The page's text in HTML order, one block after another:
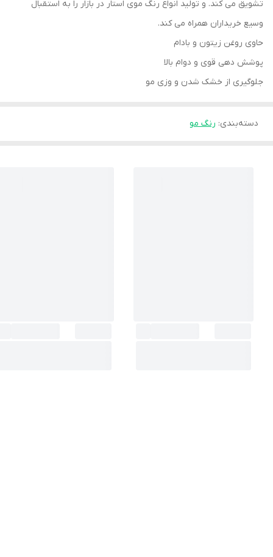
تشویق می کند. و تولید انواع رنگ موی استار در بازار را به استقبال
وسیع خریداران همراه می کند.
حاوی روغن زیتون و بادام
پوشش دهی قوی و دوام بالا
جلوگیری از خشک شدن و وزی مو
دسته‌بندی: رنگ مو